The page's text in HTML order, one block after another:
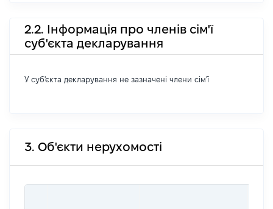
2.2. Інформація про членів сім'ї
суб'єкта декларування
У суб'єкта декларування не зазначені члени сім'ї
3. Об'єкти нерухомості